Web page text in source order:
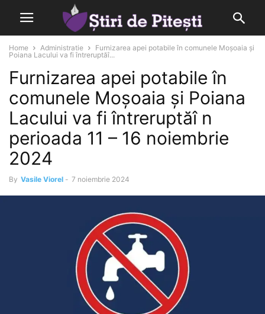
Home Administratie
Furnizarea apei potabile în comunele Moșoaia și
Poiana Lacului va fi întreruptăî...
Furnizarea apei potabile în
comunele Moșoaia și Poiana
Lacului va fi întreruptăî n
perioada 11 – 16 noiembrie
2024
By Vasile Viorel - 7 noiembrie 2024